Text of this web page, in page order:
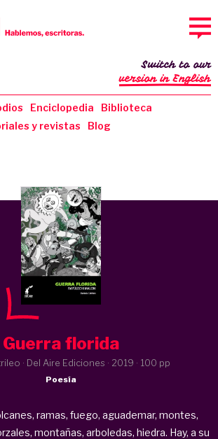
Enciclopedia
Biblioteca
y revistas
Blog
Switch to our
version in English
Guerra florida
· Del Aire Ediciones · 2019 · 100 pp
Poesía
ramas, fuego, aguademar, montes,
montañas, arboledas, hiedra. Hay, a su